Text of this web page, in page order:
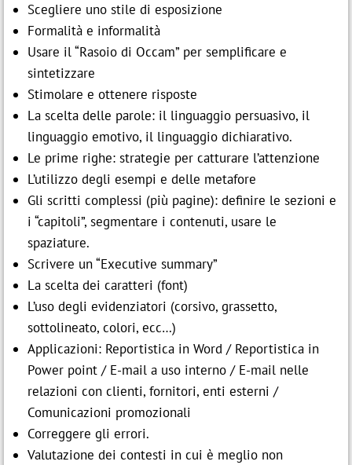
Scegliere uno stile di esposizione
Formalità e informalità
Usare il “Rasoio di Occam” per semplificare e
sintetizzare
Stimolare e ottenere risposte
La scelta delle parole: il linguaggio persuasivo, il
linguaggio emotivo, il linguaggio dichiarativo.
Le prime righe: strategie per catturare l’attenzione
L’utilizzo degli esempi e delle metafore
Gli scritti complessi (più pagine): definire le sezioni e
i “capitoli”, segmentare i contenuti, usare le
spaziature.
Scrivere un “Executive summary”
La scelta dei caratteri (font)
L’uso degli evidenziatori (corsivo, grassetto,
sottolineato, colori, ecc…)
Applicazioni: Reportistica in Word / Reportistica in
Power point / E-mail a uso interno / E-mail nelle
relazioni con clienti, fornitori, enti esterni /
Comunicazioni promozionali
Correggere gli errori.
Valutazione dei contesti in cui è meglio non